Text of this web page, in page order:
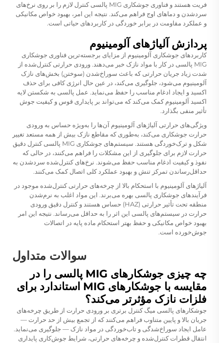
فریت هستند و فناوری جوشکاری MIG پالسی کنترل لازم را بر روی نرخ‌های
سردشدن و دماهای اوج فراهم می‌کند. نتیجه این امر، بهبود خواص مکانیکی
و عملکرد مقاومت در برابر خوردگی در کاربردهای حیاتی است.
پردازش آلیاژهای آلومینیوم
کاربردهای جوشکاری آلومینیوم از مزایای برجسته‌ترین فناوری جوشکاری
MIG پالسی در کار با مواد نازک خبر می‌دهند. ورودی حرارتی کنترل‌شده از
شدت زیاد جریان حرارتی که باعث سوراخ‌شدن (سوختن) بخش‌های نازک
آلومینیوم می‌شود، جلوگیری می‌کند، در عین حال انرژی کافی برای حذف
اکسید و ایجاد ادغام مناسب را حفظ می‌نماید. عمل پالسی به شکستن لایه
اکسید آلومینیوم کمک می‌کند که می‌تواند بر پایداری قوس و کیفیت جوش
تأثیر منفی بگذارد.
ویژگی‌های حرارتی آلیاژهای آلومینیوم آن‌ها را به‌ویژه حساس به ورودی
حرارت جوشکاری می‌کند، به‌طوری که مقاطع نازک بیش از همه مستعد تغییر
شکل و ترک‌خوردگی هستند. سیستم‌های جوشکاری MIG پالسی کنترل دقیق
حرارت لازم برای جلوگیری از این مشکلات را فراهم می‌کنند، در حالی که
نفوذ و کیفیت ادغام مناسب حفظ می‌شوند. نرخ‌های کنترل‌شده سردشدن به
حداقل‌رساندن تمرکز تنش و بهبود عملکرد کلی اتصال کمک می‌کنند.
آلیاژهای آلومینیوم با استحکام بالا از چرخه‌های حرارتی کنترل‌شده موجود در
فرآیندهای جوشکاری پالسی بهره می‌برند. این مواد اغلب به نرم‌شدن
منطقه تحت تأثیر حرارتی (HAZ) حساس هستند و کنترل دقیق ورودی
حرارت در سیستم‌های پالسی این اثر را به حداقل می‌رساند. نتیجه این امر
بهبود خواص مکانیکی و حفظ بهتر استحکام ماده پایه در اتصالات
جوش‌خورده است.
سوالات متداول
چه چیزی جوشکارهای MIG پالسی را در
مقایسه با جوشکارهای MIG استاندارد برای
فلزات نازک مؤثرتر می‌کند؟
جوشکارهای پالسی میگ کنترل برتری بر ورودی حرارت از طریق چرخه‌های
جریان بالا و پایین متناوب فراهم می‌کنند که از تجمع بیش از حد حرارت —
عامل ایجاد سوراخ‌شدگی و تاب‌خوردگی در مواد نازک — جلوگیری می‌نماید.
انتقال قطرات کنترل‌شده و چرخه‌های حرارتی، شرایط جوش‌کاری پایداری